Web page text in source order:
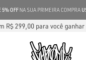
5% OFFNA SUA PRIMEIRA COMPRA
R$ 299,00 para você